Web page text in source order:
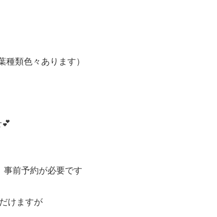
種類色々あります）
前予約が必要です
けますが